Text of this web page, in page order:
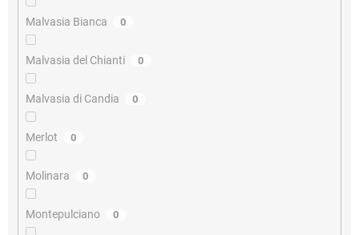
Malvasia Bianca 0
Malvasia del Chianti 0
Malvasia di Candia 0
Merlot 0
Molinara 0
Montepulciano 0